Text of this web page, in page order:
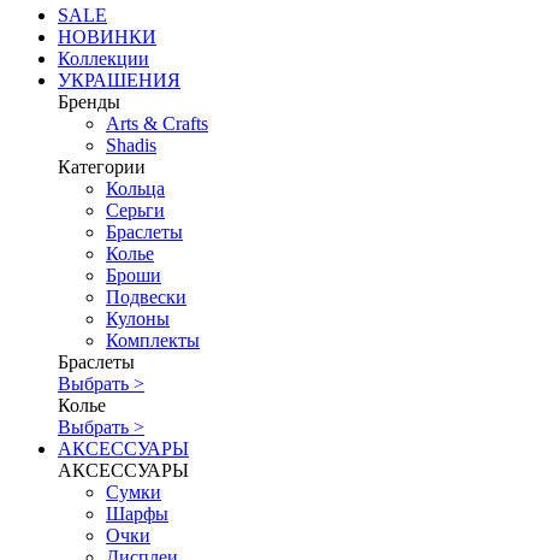
SALE
НОВИНКИ
Коллекции
УКРАШЕНИЯ
Бренды
Аrts & Сrafts
Shadis
Категории
Кольца
Серьги
Браслеты
Колье
Броши
Подвески
Кулоны
Комплекты
Браслеты
Выбрать >
Колье
Выбрать >
АКСЕССУАРЫ
АКСЕССУАРЫ
Сумки
Шарфы
Очки